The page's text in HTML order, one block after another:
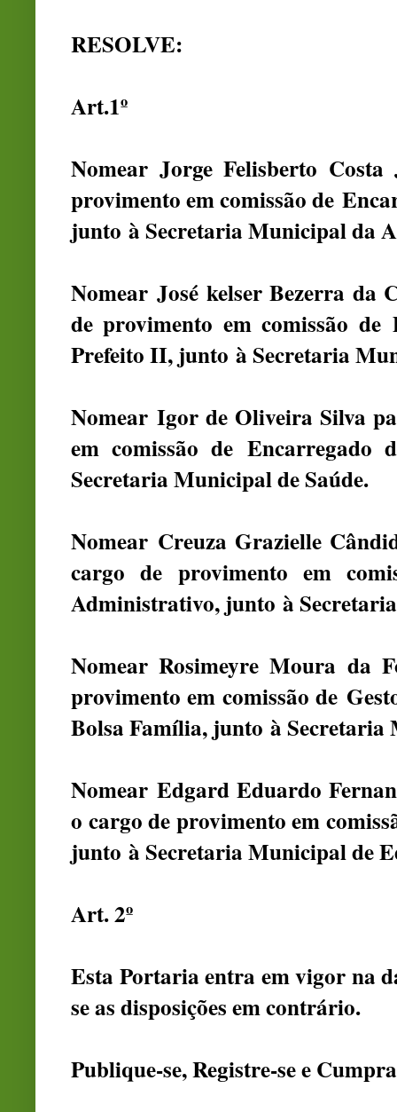
RESOLVE:
Art.1º
Nomear Jorge Felisberto
provimento em comissão de
junto à Secretaria Municipal da
NomearJosé kelser Bezerra da
de provimento em comissão de
Prefeito II, junto à Secretaria
Nomear Igor de Oliveira Silva
em comissão de Encarregado
Secretaria Municipal de Saúde.
Nomear Creuza Grazielle
cargo de provimento em
Administrativo, junto à
NomearRosimeyre Moura da
provimento em comissão de
Bolsa Família, junto à Secretaria
Nomear Edgard Eduardo
o cargo de provimento em
junto à Secretaria Municipal de
Art. 2º
Esta Portaria entra em vigor na
se as disposições em contrário.
Publique-se, Registre-se e